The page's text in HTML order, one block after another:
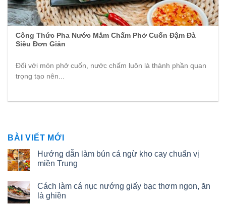
Công Thức Pha Nước Mắm Chấm Phở Cuốn Đậm Đà
Siêu Đơn Giản
Đối với món phở cuốn, nước chấm luôn là thành phần quan
trọng tạo nên...
BÀI VIẾT MỚI
Hướng dẫn làm bún cá ngừ kho cay chuẩn vị
miền Trung
Cách làm cá nục nướng giấy bạc thơm ngon, ăn
là ghiền